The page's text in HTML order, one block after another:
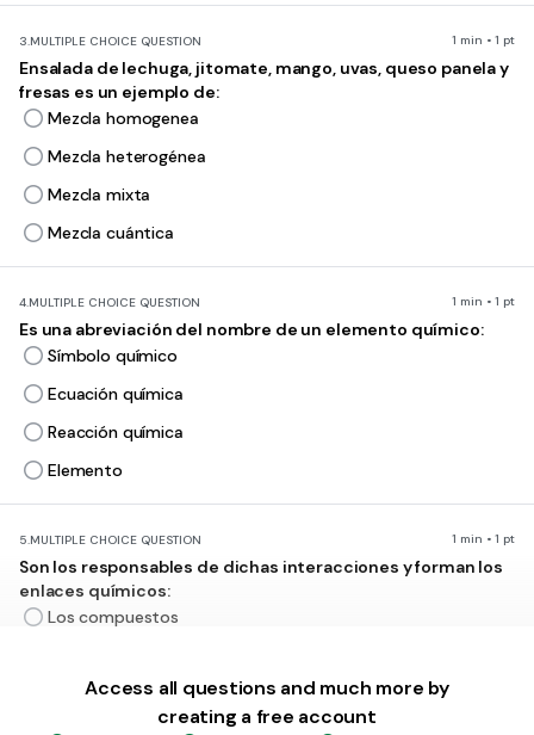
3.MULTIPLE CHOICE QUESTION 1 min • 1 pt
Ensalada de lechuga, jitomate, mango, uvas, queso panela y
fresas es un ejemplo de:
Mezcla homogenea
Mezcla heterogénea
Mezcla mixta
Mezcla cuántica
4.MULTIPLE CHOICE QUESTION 1 min • 1 pt
Es una abreviación del nombre de un elemento químico:
Símbolo químico
Ecuación química
Reacción química
Elemento
5.MULTIPLE CHOICE QUESTION 1 min • 1 pt
Son los responsables de dichas interacciones y forman los
enlaces químicos:
Los compuestos
Electrones de valencia
Access all questions and much more by
creating a free account